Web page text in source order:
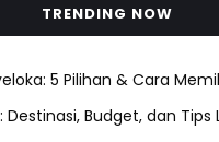
TRENDING NOW
5 Pilihan & Cara
Budget, dan Tips